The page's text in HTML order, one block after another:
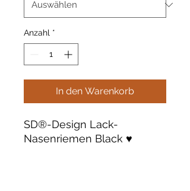
Anzahl *
In den Warenkorb
SD®-Design Lack-
Nasenriemen Black ♥️